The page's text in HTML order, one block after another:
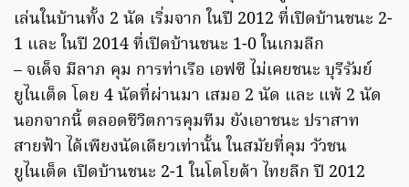
เล่นในบ้านทั้ง 2 นัด เริ่มจาก ในปี 2012 ที่เปิดบ้านชนะ 2-
1 และ ในปี 2014 ที่เปิดบ้านชนะ 1-0 ในเกมลีก
– จเด็จ มีลาภ คุม การท่าเรือ เอฟซี ไม่เคยชนะ บุรีรัมย์
ยูไนเต็ด โดย 4 นัดที่ผ่านมา เสมอ 2 นัด และ แพ้ 2 นัด
นอกจากนี้ ตลอดชีวิตการคุมทีม ยังเอาชนะ ปราสาท
สายฟ้า ได้เพียงนัดเดียวเท่านั้น ในสมัยที่คุม วัวชน
ยูไนเต็ด เปิดบ้านชนะ 2-1 ในโตโยต้า ไทยลีก ปี 2012